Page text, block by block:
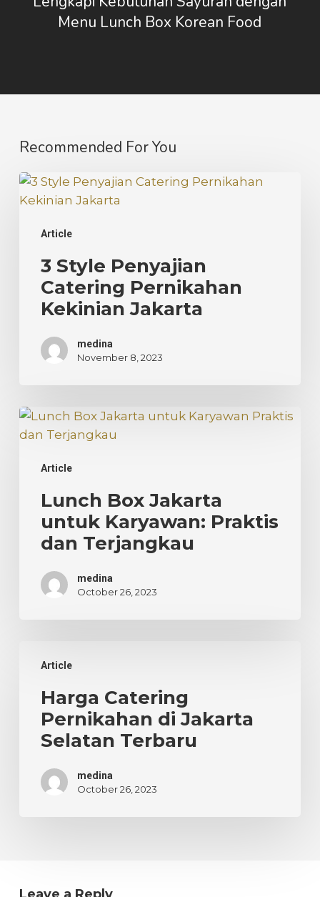
Menu Lunch Box Korean Food
Recommended For You
Article
3
Style
Catering
Kekinian
Jakarta
3 Style Penyajian
Catering Pernikahan
Kekinian Jakarta
medina
November 8, 2023
Article
Lunch
Box
untuk
Praktis
dan
Terjangkau
Lunch Box Jakarta
untuk Karyawan: Praktis
dan Terjangkau
medina
October 26, 2023
Article
Catering
Jakarta
Selatan
Harga Catering
Pernikahan di Jakarta
Selatan Terbaru
medina
October 26, 2023
Leave a Reply